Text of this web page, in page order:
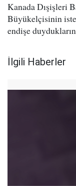
Kanada Dışişleri
Büyükelçisinin
endişe
İlgili Haberler